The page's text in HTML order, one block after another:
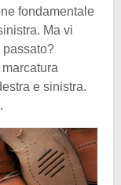
fondamentale
Ma vi
passato?
e sinistra.